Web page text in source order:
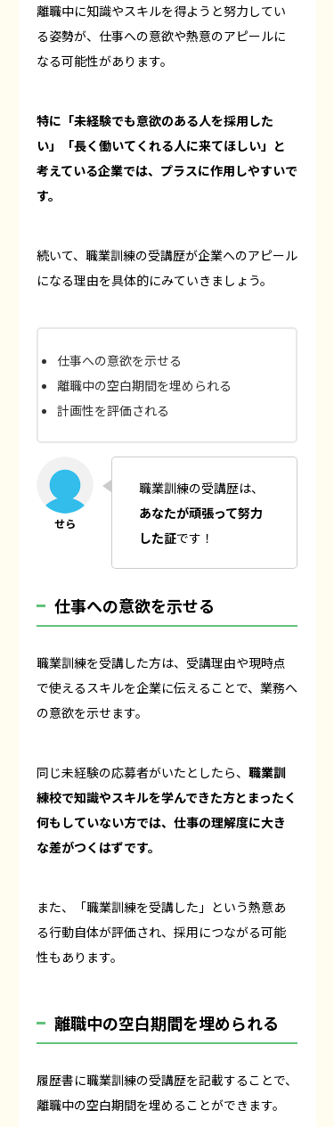
離職中に知識やスキルを得ようと努力してい
る姿勢が、仕事への意欲や熱意のアピールに
なる可能性があります。
特に「未経験でも意欲のある人を採用した
い」「長く働いてくれる人に来てほしい」と
考えている企業では、プラスに作用しやすいで
す。
続いて、職業訓練の受講歴が企業へのアピール
になる理由を具体的にみていきましょう。
仕事への意欲を示せる
離職中の空白期間を埋められる
計画性を評価される
職業訓練の受講歴は、
あなたが頑張って努力
した証です！
仕事への意欲を示せる
職業訓練を受講した方は、受講理由や現時点
で使えるスキルを企業に伝えることで、業務へ
の意欲を示せます。
同じ未経験の応募者がいたとしたら、 職業訓
練校で知識やスキルを学んできた方とまったく
何もしていない方では、仕事の理解度に大き
な差がつくはずです。
また、「職業訓練を受講した」という熱意あ
る行動自体が評価され、採用につながる可能
性もあります。
離職中の空白期間を埋められる
履歴書に職業訓練の受講歴を記載することで、
離職中の空白期間を埋めることができます。